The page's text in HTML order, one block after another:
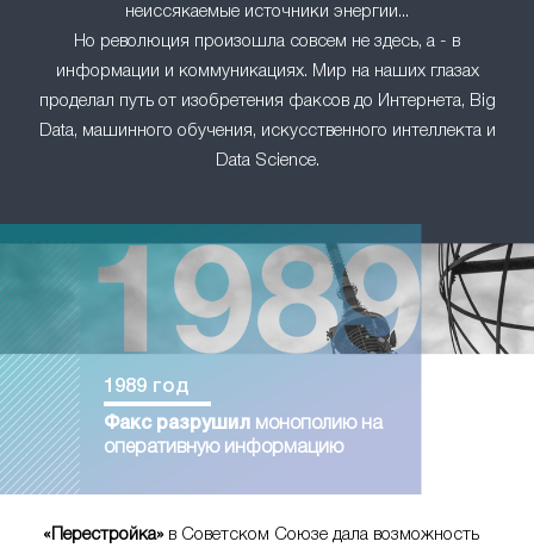
неиссякаемые источники энергии...
Но революция произошла совсем не здесь, а - в
информации и коммуникациях. Мир на наших глазах
проделал путь от изобретения факсов до Интернета, Big
Data, машинного обучения, искусственного интеллекта и
Data Science.
1989 год
Факс разрушил
монополию на
оперативную информацию
«Перестройка»в Советском Союзе дала возможность